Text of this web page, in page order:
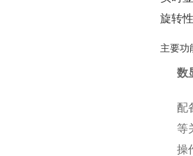
旋转
主要功
数
配
等
操